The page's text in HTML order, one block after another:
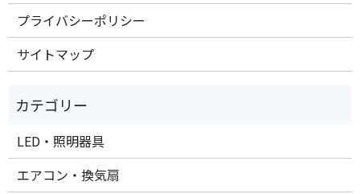
プライバシーポリシー
サイトマップ
LED・照明器具
エアコン・換気扇